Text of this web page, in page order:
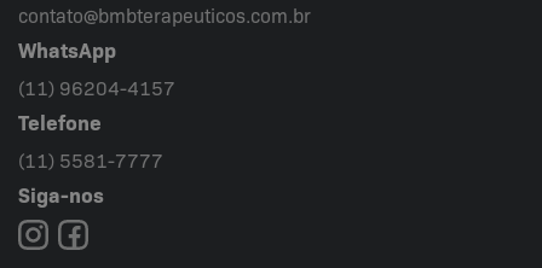
contato@bmbterapeuticos.com.br
WhatsApp
(11) 96204-4157
Telefone
(11) 5581-7777
Siga-nos